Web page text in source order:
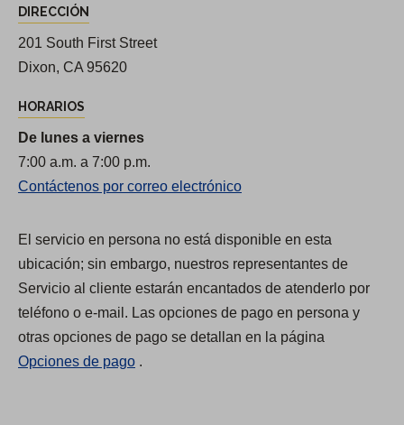
i
r
e
c
c
i
o
n
s
y
h
o
r
a
DIRECCIÓN
201 South First Street
Dixon, CA 95620
HORARIOS
De lunes a viernes
7:00 a.m. a 7:00 p.m.
Contáctenos por correo electrónico
El servicio en persona no está disponible en esta
ubicación; sin embargo, nuestros representantes de
Servicio al cliente estarán encantados de atenderlo por
teléfono o e-mail. Las opciones de pago en persona y
otras opciones de pago se detallan en la página
Opciones de pago .